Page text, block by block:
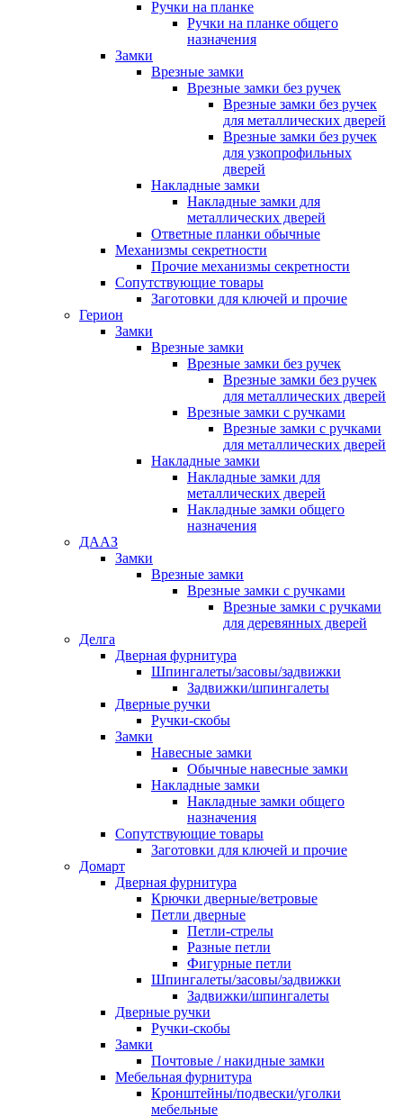
Ручки на планке
Ручки на планке общего
назначения
Замки
Врезные замки
Врезные замки без ручек
Врезные замки без ручек
для металлических дверей
Врезные замки без ручек
для узкопрофильных
дверей
Накладные замки
Накладные замки для
металлических дверей
Ответные планки обычные
Механизмы секретности
Прочие механизмы секретности
Сопутствующие товары
Заготовки для ключей и прочие
Герион
Замки
Врезные замки
Врезные замки без ручек
Врезные замки без ручек
для металлических дверей
Врезные замки с ручками
Врезные замки с ручками
для металлических дверей
Накладные замки
Накладные замки для
металлических дверей
Накладные замки общего
назначения
ДААЗ
Замки
Врезные замки
Врезные замки с ручками
Врезные замки с ручками
для деревянных дверей
Делга
Дверная фурнитура
Шпингалеты/засовы/задвижки
Задвижки/шпингалеты
Дверные ручки
Ручки-скобы
Замки
Навесные замки
Обычные навесные замки
Накладные замки
Накладные замки общего
назначения
Сопутствующие товары
Заготовки для ключей и прочие
Домарт
Дверная фурнитура
Крючки дверные/ветровые
Петли дверные
Петли-стрелы
Разные петли
Фигурные петли
Шпингалеты/засовы/задвижки
Задвижки/шпингалеты
Дверные ручки
Ручки-скобы
Замки
Почтовые / накидные замки
Мебельная фурнитура
Кронштейны/подвески/уголки
мебельные